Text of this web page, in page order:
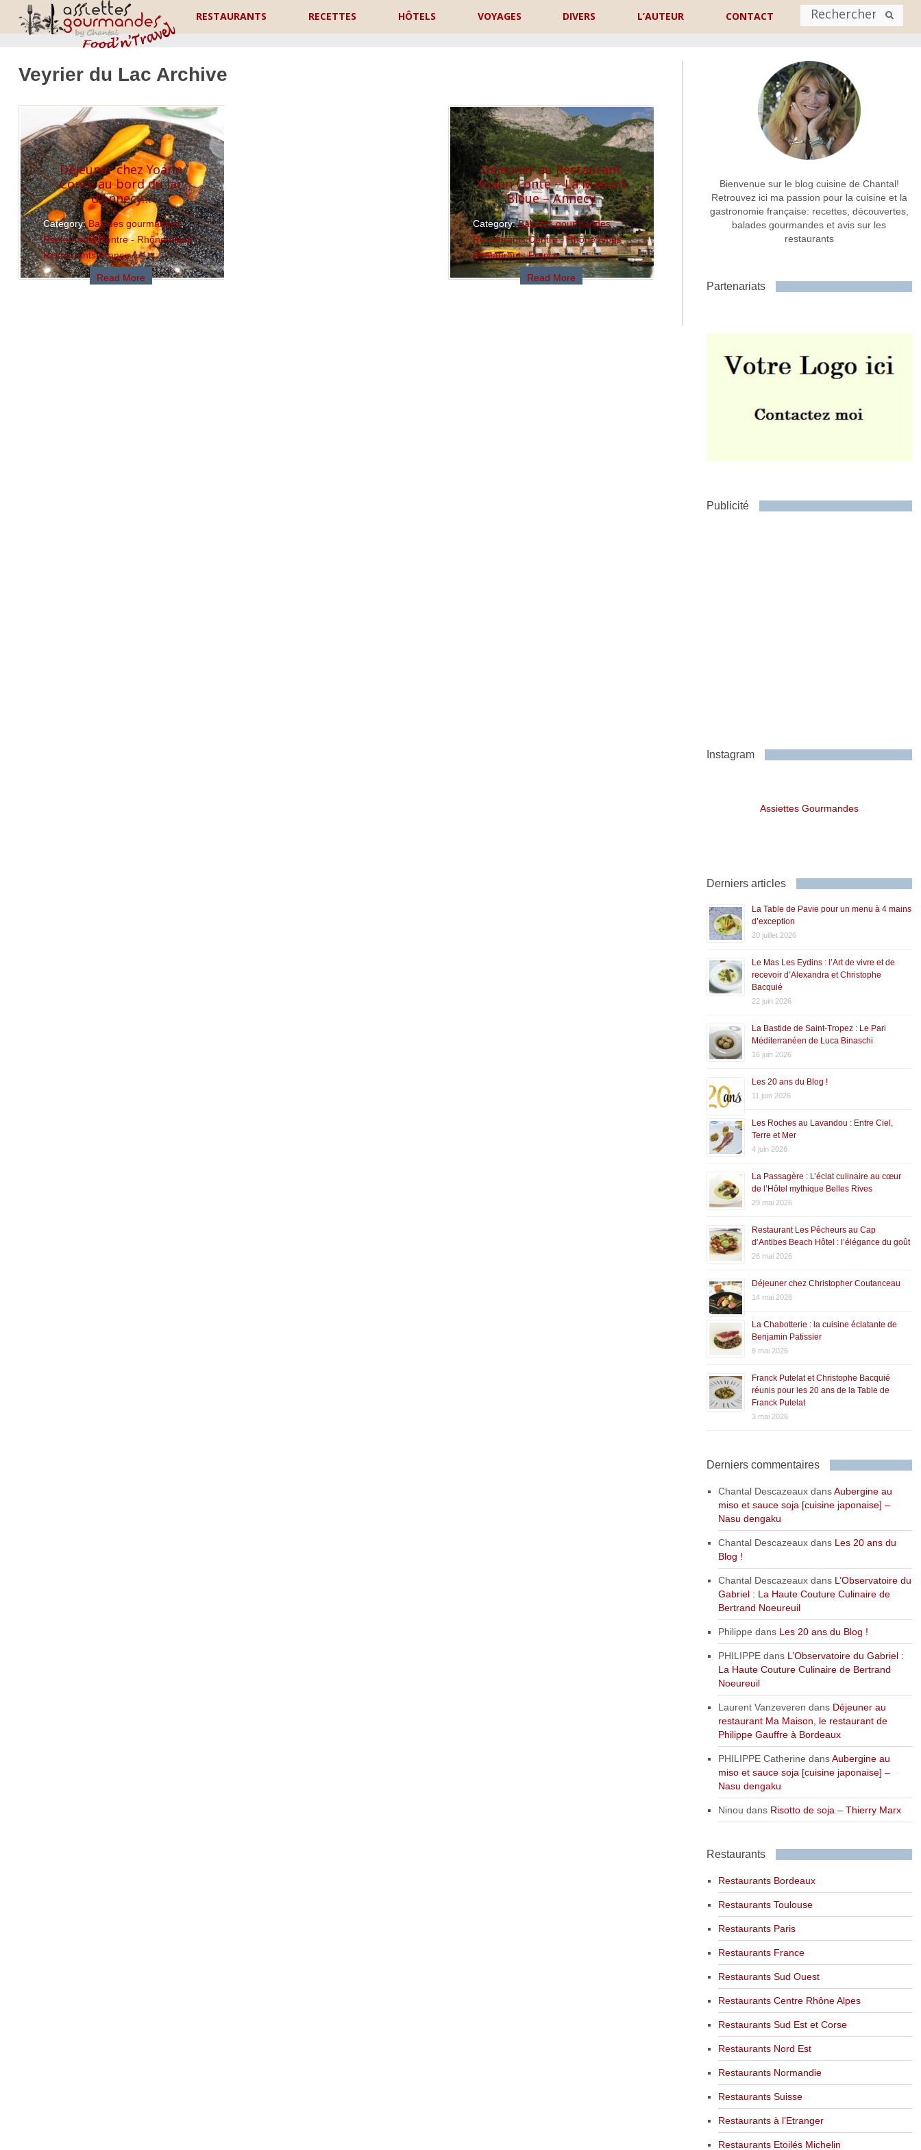
RESTAURANTS RECETTES HÔTELS VOYAGES DIVERS L’AUTEUR CONTACT
Prénom Nom
Adresse de contact
Commentaire ou message *
Veyrier du Lac Archive
Déjeuner chez Yoann
Conte au bord du lac
d’Annecy…
Category:Balades gourmandes,
Restaurants Centre - Rhône Alpes,
Restaurants France
Read More
Déjeuner au Restaurant
Yoann Conte – La Maison
Bleue – Annecy
Category:Balades gourmandes,
Restaurants Centre - Rhône Alpes,
Restaurants France
Read More
Bienvenue sur le blog cuisine de Chantal!
Retrouvez ici ma passion pour la cuisine et la
gastronomie française: recettes, découvertes,
balades gourmandes et avis sur les
restaurants
Partenariats
Publicité
Instagram
Assiettes Gourmandes
Derniers articles
La Table de Pavie pour un menu à 4 mains
d’exception
20 juillet 2026
Le Mas Les Eydins : l’Art de vivre et de
recevoir d’Alexandra et Christophe
Bacquié
22 juin 2026
La Bastide de Saint-Tropez : Le Pari
Méditerranéen de Luca Binaschi
16 juin 2026
Les 20 ans du Blog !
11 juin 2026
Les Roches au Lavandou : Entre Ciel,
Terre et Mer
4 juin 2026
La Passagère : L’éclat culinaire au cœur
de l’Hôtel mythique Belles Rives
29 mai 2026
Restaurant Les Pêcheurs au Cap
d’Antibes Beach Hôtel : l’élégance du goût
26 mai 2026
Déjeuner chez Christopher Coutanceau
14 mai 2026
La Chabotterie : la cuisine éclatante de
Benjamin Patissier
8 mai 2026
Franck Putelat et Christophe Bacquié
réunis pour les 20 ans de la Table de
Franck Putelat
3 mai 2026
Derniers commentaires
Chantal DescazeauxdansAubergine au
miso et sauce soja [cuisine japonaise] –
Nasu dengaku
Chantal Descazeauxdans Les 20 ans du
Blog !
Chantal Descazeauxdans L’Observatoire du
Gabriel : La Haute Couture Culinaire de
Bertrand Noeureuil
Philippe dans Les 20 ans du Blog !
PHILIPPEdans L’Observatoire du Gabriel :
La Haute Couture Culinaire de Bertrand
Noeureuil
Laurent Vanzeveren dans Déjeuner au
restaurant Ma Maison, le restaurant de
Philippe Gauffre à Bordeaux
PHILIPPE Catherine dansAubergine au
miso et sauce soja [cuisine japonaise] –
Nasu dengaku
Ninou dans Risotto de soja – Thierry Marx
Restaurants
Restaurants Bordeaux
Restaurants Toulouse
Restaurants Paris
Restaurants France
Restaurants Sud Ouest
Restaurants Centre Rhône Alpes
Restaurants Sud Est et Corse
Restaurants Nord Est
Restaurants Normandie
Restaurants Suisse
Restaurants à l’Etranger
Restaurants Etoilés Michelin